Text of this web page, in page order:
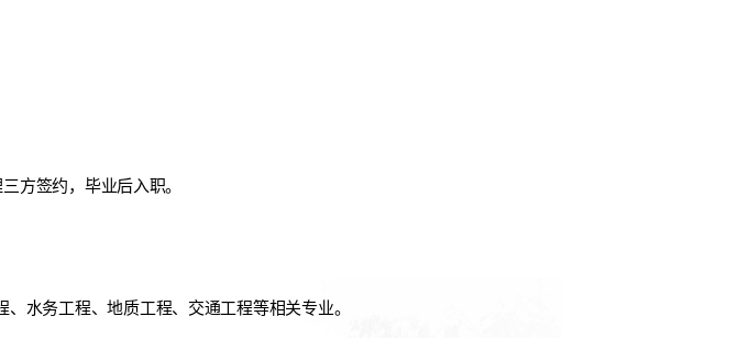
方签约，毕业后入职。
水务工程、地质工程、交通工程等相关专业。